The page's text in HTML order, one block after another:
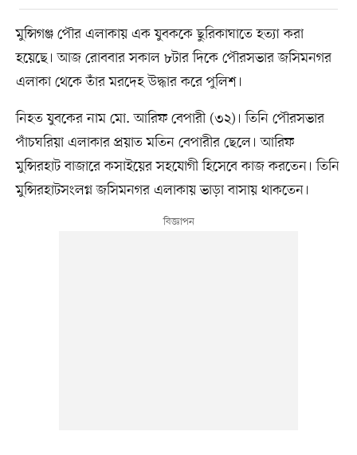
মুন্সিগঞ্জ পৌর এলাকায় এক যুবককে ছুরিকাঘাতে হত্যা করা
হয়েছে। আজ রোববার সকাল ৮টার দিকে পৌরসভার জসিমনগর
এলাকা থেকে তাঁর মরদেহ উদ্ধার করে পুলিশ।
নিহত যুবকের নাম মো. আরিফ বেপারী (৩২)। তিনি পৌরসভার
পাঁচঘরিয়া এলাকার প্রয়াত মতিন বেপারীর ছেলে। আরিফ
মুন্সিরহাট বাজারে কসাইয়ের সহযোগী হিসেবে কাজ করতেন। তিনি
মুন্সিরহাটসংলগ্ন জসিমনগর এলাকায় ভাড়া বাসায় থাকতেন।